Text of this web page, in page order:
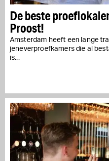
De beste
Proost!
Amsterdam heeft een lange
jeneverproefkamers die al
is...